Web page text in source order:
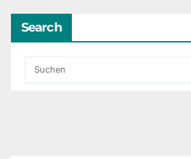
Search